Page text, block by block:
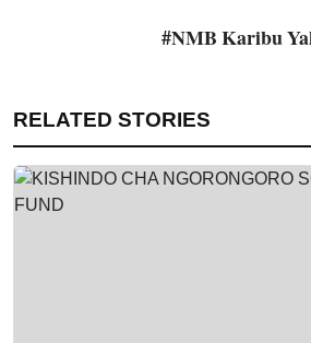
#NMB Karibu
RELATED STORIES